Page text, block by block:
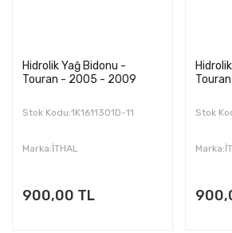
Hidrolik Yağ Bidonu -
Touran - 2005 - 2009
Stok Kodu:1K1611301D-11
Marka:İTHAL
900,00 TL
Stok